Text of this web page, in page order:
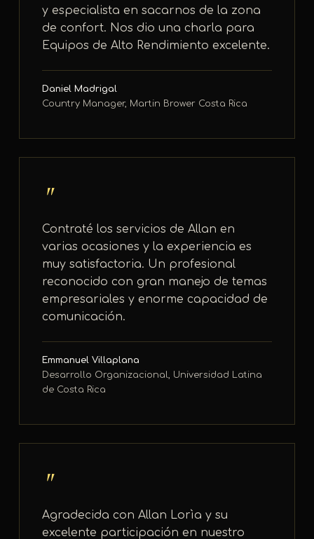
y especialista en sacarnos de la zona
de confort. Nos dio una charla para
Equipos de Alto Rendimiento excelente.
Daniel Madrigal
Country Manager, Martin Brower Costa Rica
"
Contraté los servicios de Allan en
varias ocasiones y la experiencia es
muy satisfactoria. Un profesional
reconocido con gran manejo de temas
empresariales y enorme capacidad de
comunicación.
Emmanuel Villaplana
Desarrollo Organizacional, Universidad Latina
de Costa Rica
"
Agradecida con Allan Lorìa y su
excelente participación en nuestro